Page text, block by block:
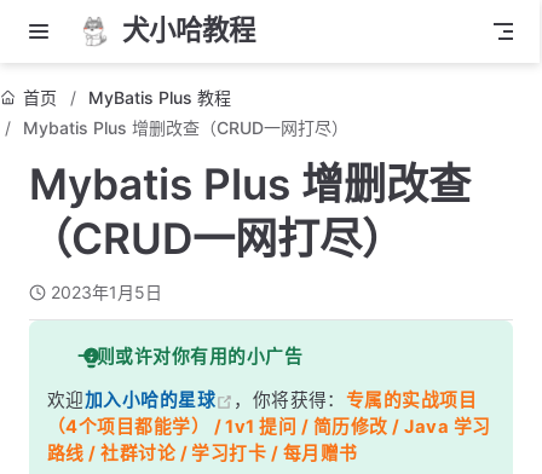
犬小哈教程
首页
MyBatis Plus 教程
Mybatis Plus 增删改查（CRUD一网打尽）
Mybatis Plus 增删改查
（CRUD一网打尽）
2023年1月5日
一则或许对你有用的小广告
欢迎加入小哈的星球 ，你将获得： 专属的实战项目
（4个项目都能学） / 1v1 提问 / 简历修改 / Java 学习
路线 / 社群讨论 / 学习打卡 / 每月赠书